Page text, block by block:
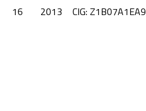
16 2013 CIG: Z1B07A1EA9